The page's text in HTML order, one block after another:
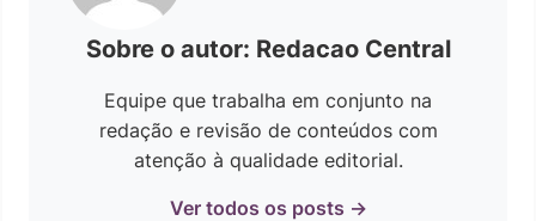
Sobre o autor: Redacao Central
Equipe que trabalha em conjunto na
redação e revisão de conteúdos com
atenção à qualidade editorial.
Ver todos os posts →